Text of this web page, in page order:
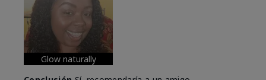
Glow naturally